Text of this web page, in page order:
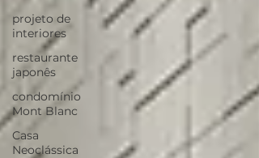
projeto de
interiores
restaurante
japonês
condomínio
Mont Blanc
Casa
Neoclássica